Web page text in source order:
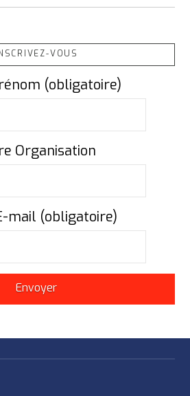
VOUS
(obligatoire)
Organisation
mail (obligatoire)